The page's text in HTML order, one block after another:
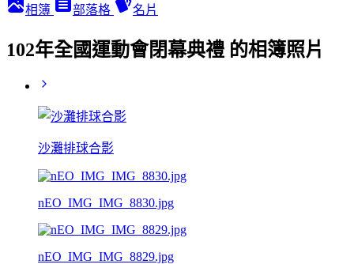
相簿 部落格 名片
102年全國運動會閉幕典禮 的相簿照片
沙灘排球合影
nEO_IMG_IMG_8830.jpg
nEO_IMG_IMG_8829.jpg